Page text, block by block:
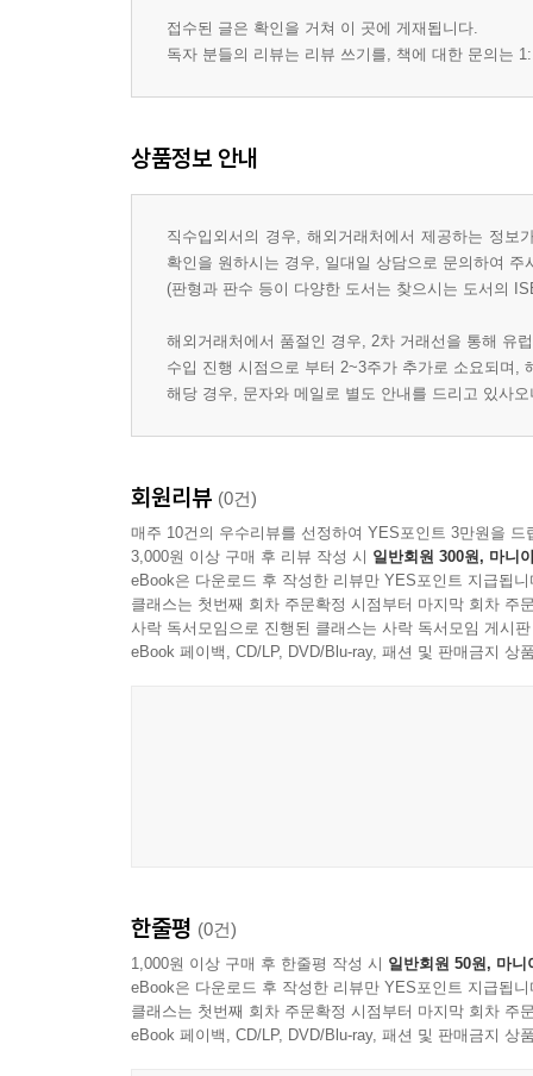
접수된 글은 확인을 거쳐 이 곳에 게재됩니다.
독자 분들의 리뷰는 리뷰 쓰기를, 책에 대한 문의는
상품정보 안내
직수입외서의 경우, 해외거래처에서 제공하는 정
확인을 원하시는 경우, 일대일 상담으로 문의하여 주
(판형과 판수 등이 다양한 도서는 찾으시는 도서의
해외거래처에서 품절인 경우, 2차 거래선을 통해 유
수입 진행 시점으로 부터 2~3주가 추가로 소요되며,
해당 경우, 문자와 메일로 별도 안내를 드리고 있사
회원리뷰 (0건)
매주 10건의 우수리뷰를 선정하여 YES포인트 3만원을 드
3,000원 이상 구매 후 리뷰 작성 시 일반회원 300원, 마니
eBook은 다운로드 후 작성한 리뷰만 YES포인트 지급됩니
클래스는 첫번째 회차 주문확정 시점부터 마지막 회차 주
사락 독서모임으로 진행된 클래스는 사락 독서모임 게시
eBook 페이백, CD/LP, DVD/Blu-ray, 패션 및 판매금지 상
한줄평 (0건)
1,000원 이상 구매 후 한줄평 작성 시 일반회원 50원, 마니
eBook은 다운로드 후 작성한 리뷰만 YES포인트 지급됩니
클래스는 첫번째 회차 주문확정 시점부터 마지막 회차 주
eBook 페이백, CD/LP, DVD/Blu-ray, 패션 및 판매금지 상